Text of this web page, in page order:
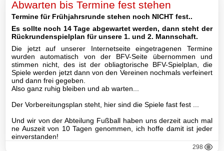
Spielplan
Tabellen
I-
Mannschaft
II-
Mannschaft
Mannschaft
Seniorenfußball
Abwarten bis Termine fest stehen
Termine für Frühjahrsrunde stehen noch NICHT fest..
Es sollte noch 14 Tage abgewartet werden, dann steht der
Rückrundenspielplan für unsere 1. und 2. Mannschaft.
Die jetzt auf unserer Internetseite eingetragenen Termine
wurden automatisch von der BFV-Seite übernommen und
stimmen nicht, des ist der obliagtorische BFV-Spielplan, die
Spiele werden jetzt dann von den Vereinen nochmals verfeinert
und dann frei gegeben.
Also ganz ruhig bleiben und ab warten...
Der Vorbereitungsplan steht, hier sind die Spiele fast fest ...
Und wir von der Abteilung Fußball haben uns derzeit auch mal
ne Auszeit von 10 Tagen genommen, ich hoffe damit ist jeder
einverstanden!
298